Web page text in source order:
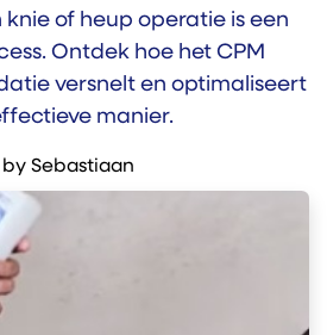
knie of heup operatie is een
Ontdek hoe het CPM
versnelt en optimaliseert
manier.
by Sebastiaan